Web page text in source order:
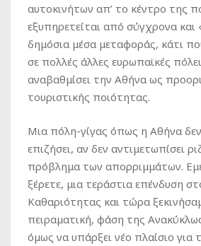
αυτοκινήτων απ’ το κέντρο της
εξυπηρετείται από σύγχρονα και
δημόσια μέσα μεταφοράς, κάτι
σε πολλές άλλες ευρωπαϊκές
αναβαθμίσει την Αθήνα ως
τουριστικής ποιότητας.
Μια πόλη-γίγας όπως η Αθήνα
επιζήσει, αν δεν αντιμετωπίσει
πρόβλημα των απορριμμάτων.
ξέρετε, μια τεράστια επένδυση
Καθαριότητας και τώρα
πειραματική, φάση της
όμως να υπάρξει νέο πλαίσιο για